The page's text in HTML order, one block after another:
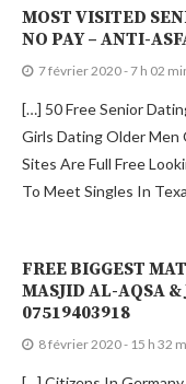
MOST VISITED
NO PAY – ANTI-
7 février 2020 - 7 h 02
[…] 50 Free Senior
Girls Dating Older
Sites Are Full Free
To Meet Singles In
FREE BIGGEST
MASJID AL-AQSA
07519403918
8 février 2020 - 15 h 32